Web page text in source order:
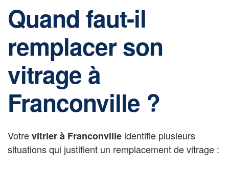
Quand faut-il
remplacer son
vitrage à
Franconville ?
Votrevitrier à Franconville identifie plusieurs
situations qui justifient un remplacement de vitrage :